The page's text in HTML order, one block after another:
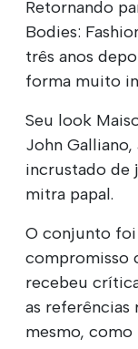
Retornando
Bodies:
três anos
forma muito
Seu look
John
incrustado de
mitra papal.
O conjunto
compromisso
recebeu
as referências
mesmo, como